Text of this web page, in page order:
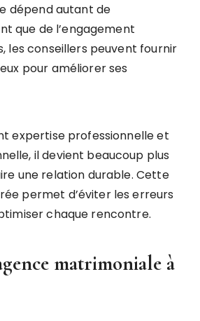
dépend autant de
que de l’engagement
les conseillers peuvent fournir
pour améliorer ses
expertise professionnelle et
il devient beaucoup plus
une relation durable. Cette
permet d’éviter les erreurs
chaque rencontre.
matrimoniale à